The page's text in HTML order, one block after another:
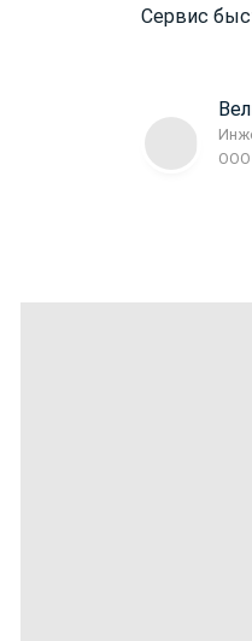
Сервис
ООО